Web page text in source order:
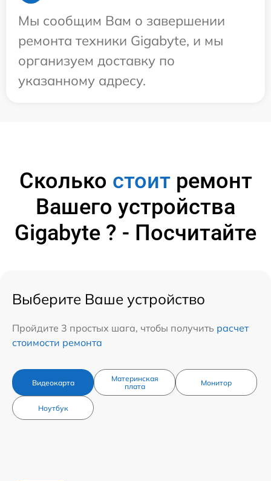
Мы сообщим Вам о завершении
ремонта техники Gigabyte, и мы
организуем доставку по
указанному адресу.
Сколько стоитремонт
Вашего устройства
Gigabyte ? - Посчитайте
Выберите Ваше устройство
Пройдите 3 простых шага, чтобы получить расчет
стоимости ремонта
Видеокарта
Материнская
плата
Монитор
Ноутбук